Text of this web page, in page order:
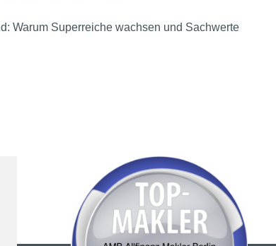
Warum Superreiche wachsen und Sachwerte